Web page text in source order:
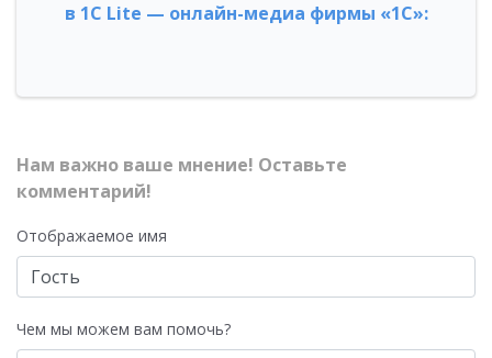
в 1С Lite — онлайн-медиа фирмы «1С»:
Нам важно ваше мнение! Оставьте
комментарий!
Отображаемое имя
Чем мы можем вам помочь?